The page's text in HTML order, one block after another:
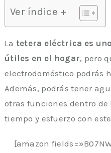
Ver índice +
La tetera eléctrica es
útiles en el hogar, pero
electrodoméstico podrás
Además, podrás tener
otras funciones dentro
tiempo y esfuerzo con
[amazon